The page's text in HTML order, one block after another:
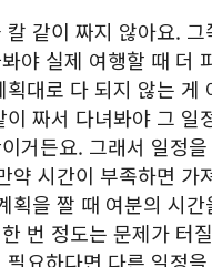
같이 짜지 않아요.
야 실제 여행할 때 더
대로 다 되지 않는 게
이 짜서 다녀봐야 그
거든요. 그래서 일정
약 시간이 부족하면
획을 짤 때 여분의 시
번 정도는 문제가 터